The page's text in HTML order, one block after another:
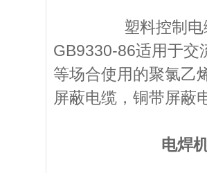
塑料控制电缆全
GB9330-86适用于交
等场合使用的聚氯乙
屏蔽电缆，铜带屏
电焊